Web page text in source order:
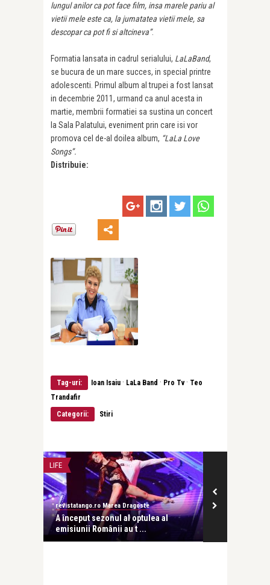
lungul anilor ca pot face film, insa marele pariu al
vietii mele este ca, la jumatatea vietii mele, sa
descopar ca pot fi si altcineva”.
Formatia lansata in cadrul serialului, LaLaBand,
se bucura de un mare succes, in special printre
adolescenti. Primul album al trupei a fost lansat
in decembrie 2011, urmand ca anul acesta in
martie, membrii formatiei sa sustina un concert
la Sala Palatului, eveniment prin care isi vor
promova cel de-al doilea album, “LaLa Love
Songs”.
Distribuie:
Tag-uri: Ioan Isaiu · LaLa Band · Pro Tv· Teo
Trandafir
Categorii:
Stiri
LIFE
revistatango.ro Marea Dragoste
A început sezonul al optulea al
emisiunii Românii au t ...